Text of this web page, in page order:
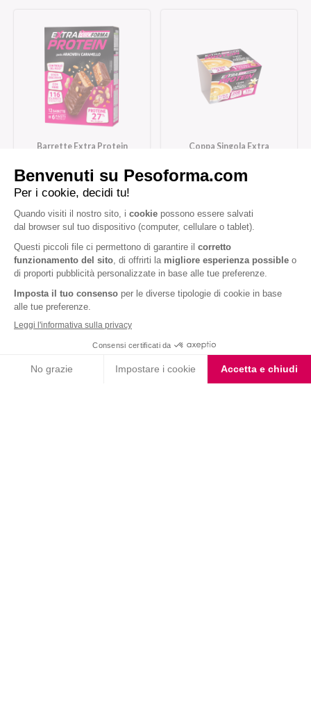
Barrette Extra Protein
Coppa Singola Extra
Iscriviti alla newsletter
Letta l'informativa privacy, acconsento all'iscrizione alla newsletter